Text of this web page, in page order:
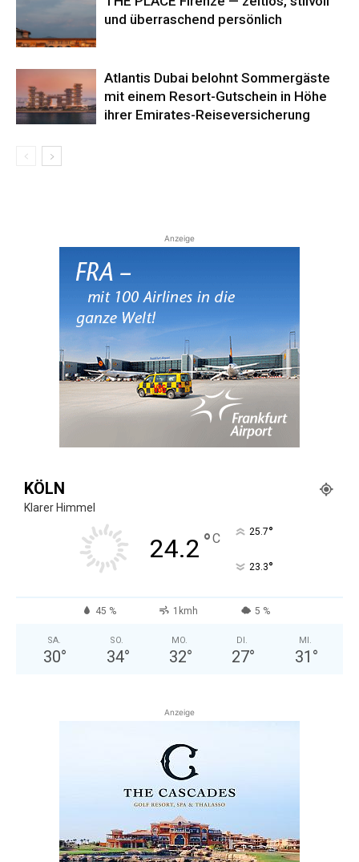
und überraschend persönlich
Atlantis Dubai belohnt Sommergäste
mit einem Resort-Gutschein in Höhe
ihrer Emirates-Reiseversicherung
Anzeige
KÖLN
Klarer Himmel
24.2 °C 25.7°
23.3°
45 % 1kmh 5 %
SA.
30°
SO.
34°
MO.
32°
DI.
27°
MI.
31 °
Anzeige